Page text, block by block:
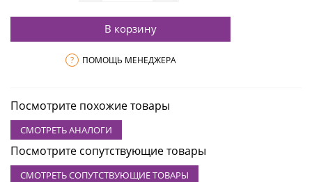
В корзину
? ПОМОЩЬ МЕНЕДЖЕРА
Посмотрите похожие товары
СМОТРЕТЬ АНАЛОГИ
Посмотрите сопутствующие товары
СМОТРЕТЬ СОПУТСТВУЮЩИЕ ТОВАРЫ